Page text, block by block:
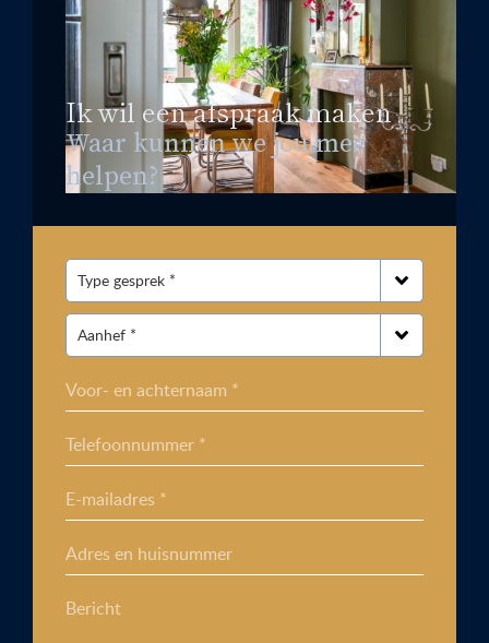
Ik wil een afspraak maken
Waar kunnen we jou mee
helpen?
Voor- en achternaam *
Telefoonnummer *
E-mailadres *
Adres en huisnummer
Bericht